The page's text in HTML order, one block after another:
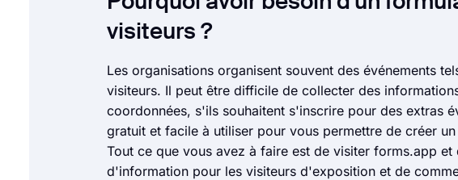
visiteurs ?
Les organisations organisent souvent des événements
visiteurs. Il peut être difficile de collecter des
coordonnées, s'ils souhaitent s'inscrire pour des extras
gratuit et facile à utiliser pour vous permettre de créer
Tout ce que vous avez à faire est de visiter forms.app
d'information pour les visiteurs d'exposition et de